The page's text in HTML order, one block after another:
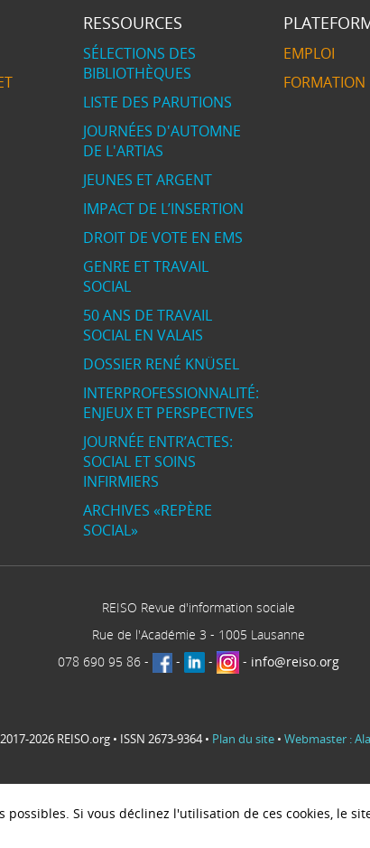
RESSOURCES
SÉLECTIONS DES
BIBLIOTHÈQUES
LISTE DES PARUTIONS
JOURNÉES D'AUTOMNE
DE L'ARTIAS
JEUNES ET ARGENT
IMPACT DE L’INSERTION
DROIT DE VOTE EN EMS
GENRE ET TRAVAIL
SOCIAL
50 ANS DE TRAVAIL
SOCIAL EN VALAIS
DOSSIER RENÉ KNÜSEL
INTERPROFESSIONNALITÉ:
ENJEUX ET PERSPECTIVES
JOURNÉE ENTR’ACTES:
SOCIAL ET SOINS
INFIRMIERS
ARCHIVES «REPÈRE
SOCIAL»
EMPLOI
FORMATION
REISO Revue d'information sociale
Rue de l'Académie 3 - 1005 Lausanne
078 690 95 86 - - - - info@reiso.org
2026 REISO.org • ISSN 2673-9364 • Plan du site • Webmaster :
Si vous déclinez l'utilisation de ces cookies, le